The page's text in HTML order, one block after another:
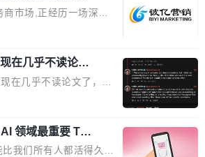
提供1600W额定功率
持ATX 3.1与PCIe 5.1
满足当下高阶PC主机
功率，紧凑机身 钛金雕1
输出功率，同时实现
长度仅16厘米，属于同
的1600W电源产品。小
标准A...
思维的范式转移
市场,正经历一场深刻
牌代理机构市场从2025
2032年将突破120亿美
相关服务市场更是从20
2026年的8763亿美
晰的事实——品牌对专
如此迫切。 但市场扩容
正在改变。2026年Top
在几乎不读论文
在几乎不读论文了，而
NeurIPS 充斥着大量过
研究员 Keller Jorda
论。他不是在说风凉
人尽皆知但很少公开捅
领域最重要 Top
我们所有人都活得久。